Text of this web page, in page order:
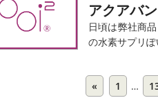
アクアバ
日頃は弊社商
の水素サプリ
« 1 …